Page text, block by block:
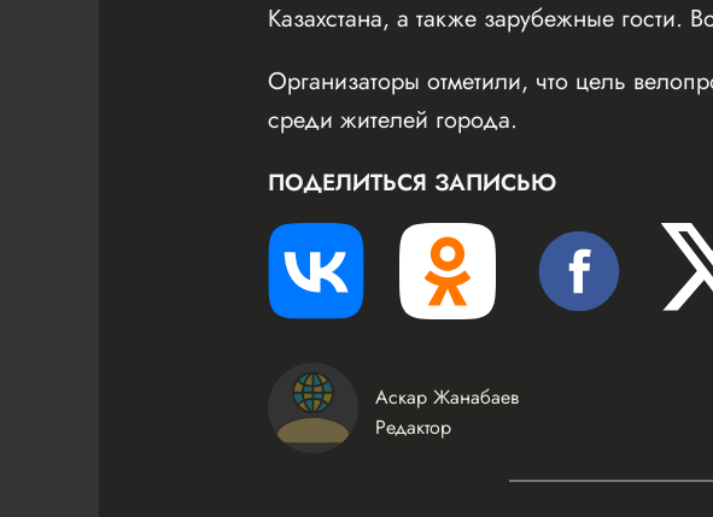
Казахстана, а также зарубежные гости.
Организаторы отметили, что цель
среди жителей города.
ПОДЕЛИТЬСЯ ЗАПИСЬЮ
Аскар Жанабаев
Редактор